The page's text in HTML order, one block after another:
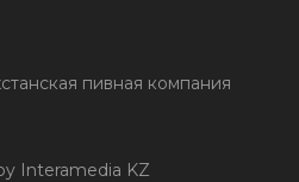
пивная компания
Interamedia KZ